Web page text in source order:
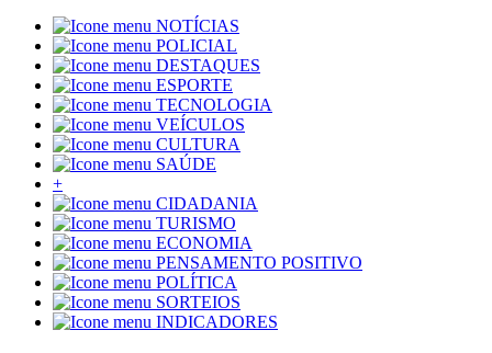
NOTÍCIAS
POLICIAL
DESTAQUES
ESPORTE
TECNOLOGIA
VEÍCULOS
CULTURA
SAÚDE
+
CIDADANIA
TURISMO
ECONOMIA
PENSAMENTO POSITIVO
POLÍTICA
SORTEIOS
INDICADORES